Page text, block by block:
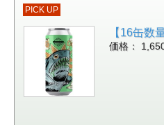
PICK UP
【16缶数
価格：